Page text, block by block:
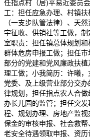
任指点村（居)平易近委员
工：担任应急办理、村镇
（一支步队管法律）、天
宇征收、供销社等工做，
室职责：担任镇总体规划
群体危房申报工做；担任
部分的党建和党风廉政扶
理工做；小我简历：许曦
党委、及上级营业部分交
律规划，担任指点农人合
办长儿园的监管；担任突
程、规划办理、房地产监
保金的审核申报、社会救
老安全待遇领取申报、资